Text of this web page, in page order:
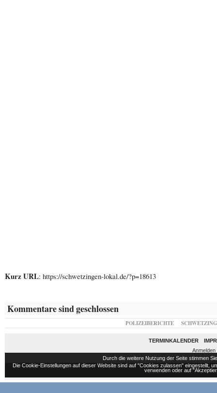
Kurz URL: https://schwetzingen-lokal.de/?p=18613
Kommentare sind geschlossen
POLIZEIBERICHTE
TERMINKALENDER
Anmelden
Durch die weitere Nutzung der Seite stimmen
Die Cookie-Einstellungen auf dieser Website sind auf "Cookies zulassen" eingestellt,
verwenden oder auf